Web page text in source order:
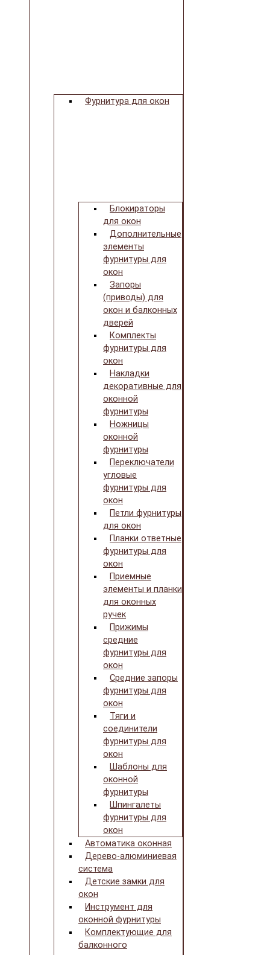
Фурнитура для окон
Блокираторы
для окон
Дополнительные
элементы
фурнитуры для
окон
Запоры
(приводы) для
окон и балконных
дверей
Комплекты
фурнитуры для
окон
Накладки
декоративные для
оконной
фурнитуры
Ножницы
оконной
фурнитуры
Переключатели
угловые
фурнитуры для
окон
Петли фурнитуры
для окон
Планки ответные
фурнитуры для
окон
Приемные
элементы и планки
для оконных
ручек
Прижимы
средние
фурнитуры для
окон
Средние запоры
фурнитуры для
окон
Тяги и
соединители
фурнитуры для
окон
Шаблоны для
оконной
фурнитуры
Шпингалеты
фурнитуры для
окон
Автоматика оконная
Дерево-алюминиевая
система
Детские замки для
окон
Инструмент для
оконной фурнитуры
Комплектующие для
балконного